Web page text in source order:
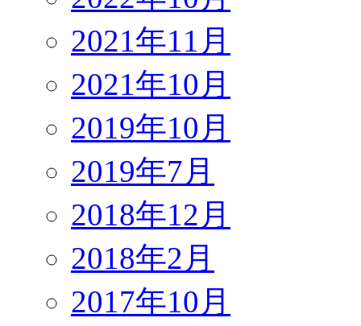
2021年11月
2021年10月
2019年10月
2019年7月
2018年12月
2018年2月
2017年10月